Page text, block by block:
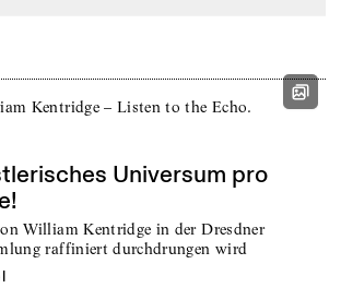
Universum pro
William Kentridge in der Dresdner
raffiniert durchdrungen wird